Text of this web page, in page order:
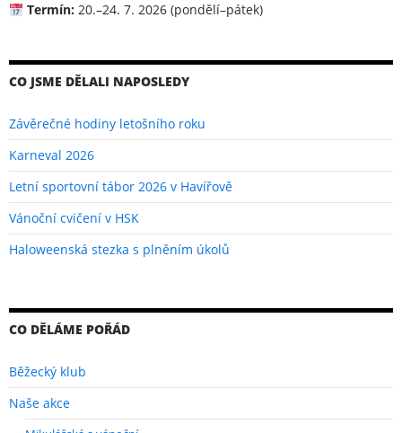
Termín:20.–24. 7. 2026 (pondělí–pátek)
CO JSME DĚLALI NAPOSLEDY
Závěrečné hodiny letošního roku
Karneval 2026
Letní sportovní tábor 2026 v Havířově
Vánoční cvičení v HSK
Haloweenská stezka s plněním úkolů
CO DĚLÁME POŘÁD
Běžecký klub
Naše akce